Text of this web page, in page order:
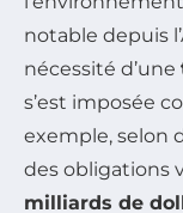
notable depuis
nécessité d’une
s’est imposée
exemple, selon
des obligations
milliards de